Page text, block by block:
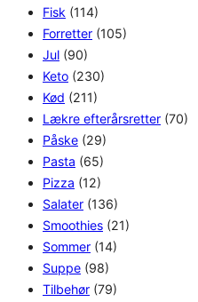
Fisk (114)
Forretter (105)
Jul (90)
Keto (230)
Kød (211)
Lækre efterårsretter (70)
Påske (29)
Pasta (65)
Pizza (12)
Salater (136)
Smoothies (21)
Sommer (14)
Suppe (98)
Tilbehør (79)